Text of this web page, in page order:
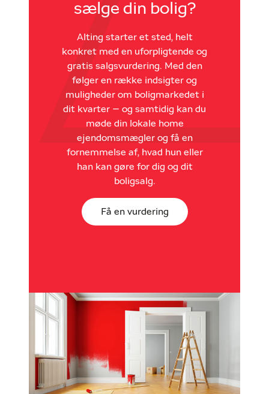
sælge din bolig?
Alting starter et sted, helt
konkret med en uforpligtende og
gratis salgsvurdering. Med den
følger en række indsigter og
muligheder om boligmarkedet i
dit kvarter – og samtidig kan du
møde din lokale home
ejendomsmægler og få en
fornemmelse af, hvad hun eller
han kan gøre for dig og dit
boligsalg.
Få en vurdering